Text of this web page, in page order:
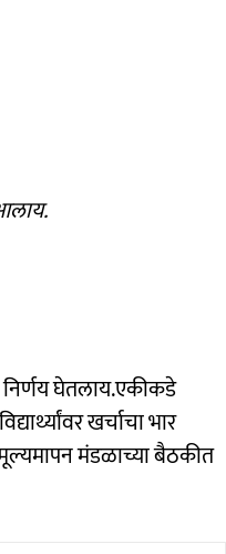
निर्णय घेतलाय.एकीकडे
खर्चाचा भार
मूल्यमापन मंडळाच्या बैठकीत